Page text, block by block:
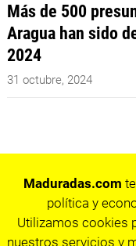
Más de 500
Aragua han sido
2024
31 octubre, 2024
Maduradas.com
política y
Utilizamos cookies
nuestros servicios y